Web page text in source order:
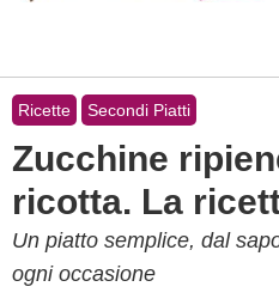
Ricette Secondi Piatti
Zucchine
ricotta. La
Un piatto semplice, dal
ogni occasione